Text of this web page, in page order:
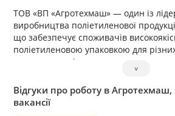
ТОВ «ВП «Агротехмаш» — один із
виробництва поліетиленової
що забезпечує споживачів
поліетиленовою упаковкою для
промисловості.
Основа діяльності компанії —
потреб клієнта при його мінімальних
підприємство розвивається в
˅
Відгуки про роботу в Агротехмаш,
вакансії